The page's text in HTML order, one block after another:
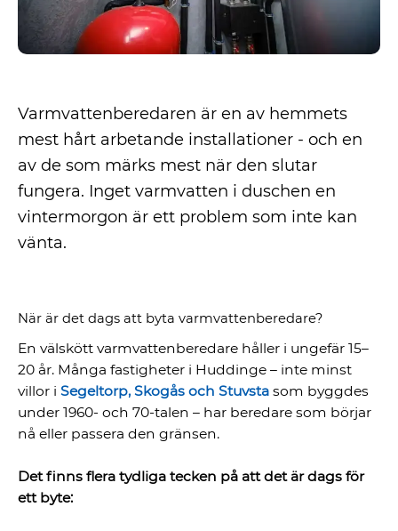
Varmvattenberedaren är en av hemmets
mest hårt arbetande installationer - och en
av de som märks mest när den slutar
fungera. Inget varmvatten i duschen en
vintermorgon är ett problem som inte kan
vänta.
När är det dags att byta varmvattenberedare?
En välskött varmvattenberedare håller i ungefär 15–
20 år. Många fastigheter i Huddinge – inte minst
villor iSegeltorp, Skogås och Stuvsta som byggdes
under 1960- och 70-talen – har beredare som börjar
nå eller passera den gränsen.
Det finns flera tydliga tecken på att det är dags för
ett byte: